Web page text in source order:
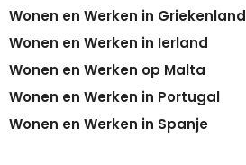
Wonen en Werken in Griekenland
Wonen en Werken in Ierland
Wonen en Werken op Malta
Wonen en Werken in Portugal
Wonen en Werken in Spanje